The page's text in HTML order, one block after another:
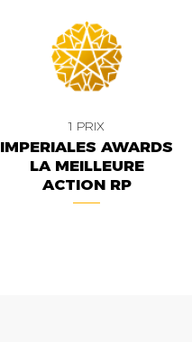
1 PRIX
IMPERIALES AWARDS
LA MEILLEURE
ACTION RP